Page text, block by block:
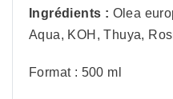
Ingrédients : Olea
Aqua, KOH, Thuya,
Format : 500 ml